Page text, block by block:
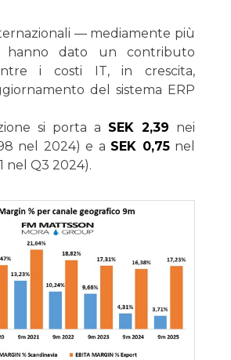
— mediamente più
hanno dato un contributo
i costi IT, in crescita,
del sistema ERP
si porta a SEK 2,39 nei
nel 2024) e a SEK 0,75nel
nel Q3 2024).